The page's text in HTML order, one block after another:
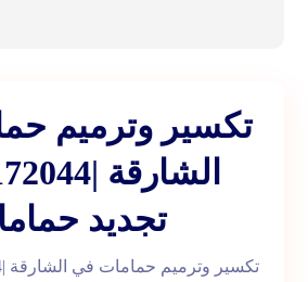
تكسير وترميم
تجديد